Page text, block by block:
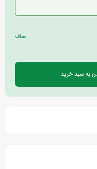
صاف
به سبد خرید